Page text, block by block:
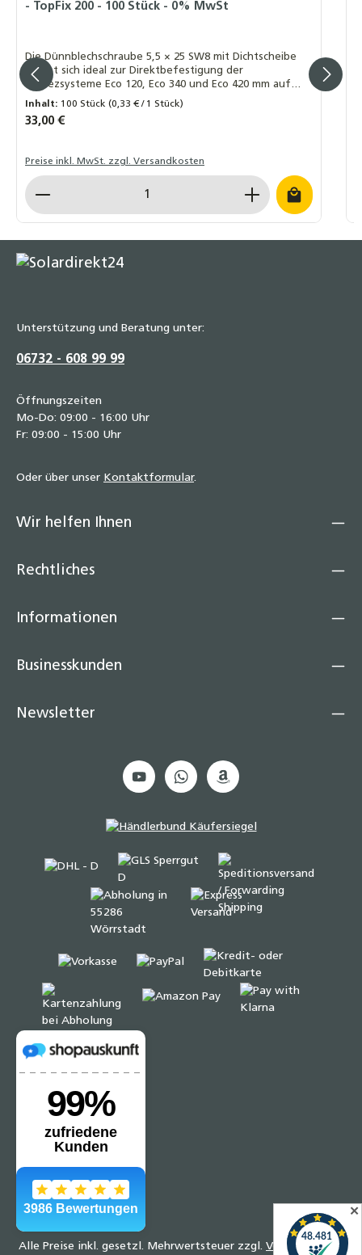
- TopFix 200 - 100 Stück - 0% MwSt
Die Dünnblechschraube 5,5 × 25 SW8 mit Dichtscheibe
eignet sich ideal zur Direktbefestigung der
Trapezsysteme Eco 120, Eco 340 und Eco 420 mm auf
Trapezblechprofilen.
Inhalt: 100 Stück(0,33 € / 1 Stück)
Regulärer Preis:
33,00 €
Preise inkl. MwSt. zzgl. Versandkosten
Produkt Anzahl: Gib den gewünschten Wert
Unterstützung und Beratung unter:
06732 - 608 99 99
Öffnungszeiten
Mo-Do: 09:00 - 16:00 Uhr
Fr: 09:00 - 15:00 Uhr
Oder über unser Kontaktformular.
Wir helfen Ihnen
Rechtliches
Informationen
Businesskunden
Newsletter
Alle Preise inkl. gesetzl. Mehrwertsteuer zzgl. Versandkosten
✕